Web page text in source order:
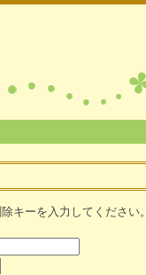
キーを入力してください。